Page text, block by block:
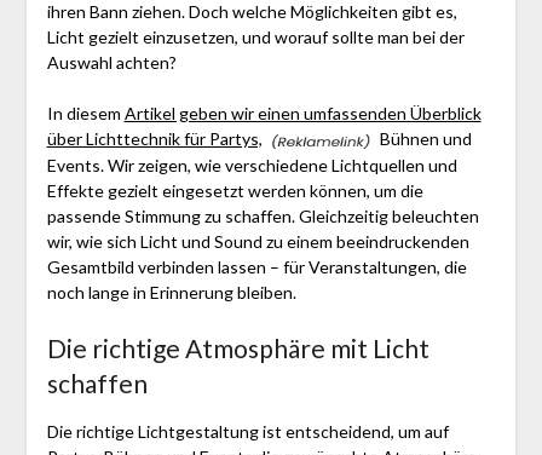
ihren Bann ziehen. Doch welche Möglichkeiten gibt es,
Licht gezielt einzusetzen, und worauf sollte man bei der
Auswahl achten?
In diesem Artikel geben wir einen umfassenden Überblick
über Lichttechnik für Partys,
Bühnen und
Events. Wir zeigen, wie verschiedene Lichtquellen und
Effekte gezielt eingesetzt werden können, um die
passende Stimmung zu schaffen. Gleichzeitig beleuchten
wir, wie sich Licht und Sound zu einem beeindruckenden
Gesamtbild verbinden lassen – für Veranstaltungen, die
noch lange in Erinnerung bleiben.
Die richtige Atmosphäre mit Licht
schaffen
Die richtige Lichtgestaltung ist entscheidend, um auf